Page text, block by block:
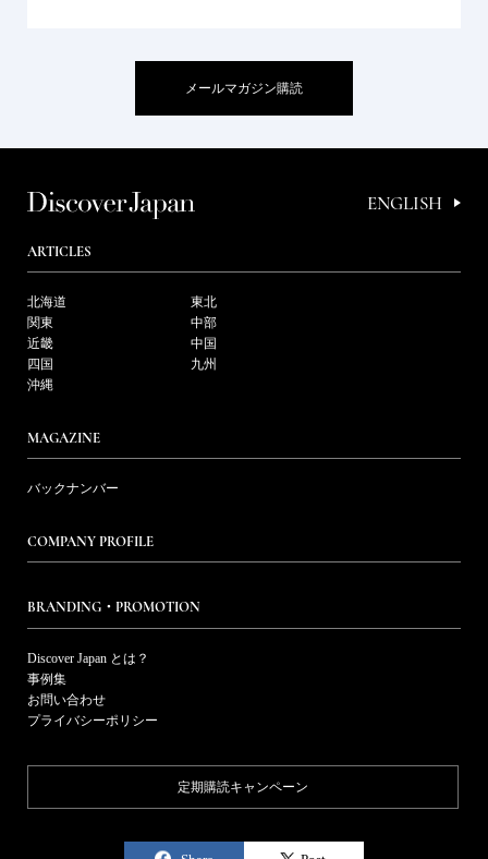
メールマガジン購読
ENGLISH
ARTICLES
北海道
東北
関東
中部
近畿
中国
四国
九州
沖縄
MAGAZINE
バックナンバー
COMPANY PROFILE
BRANDING・PROMOTION
Discover Japan とは？
事例集
お問い合わせ
プライバシーポリシー
定期購読キャンペーン